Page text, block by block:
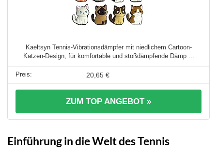
Kaeltsyn Tennis-Vibrationsdämpfer mit niedlichem Cartoon-
Katzen-Design, für komfortable und stoßdämpfende Dämp ...
20,65 €
ZUM TOP ANGEBOT »
Einführung in die Welt des Tennis